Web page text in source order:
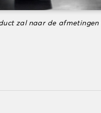
zal naar de afmetingen